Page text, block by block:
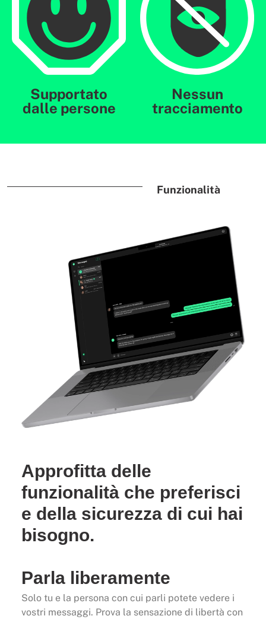
Supportato
dalle persone
Nessun
tracciamento
Funzionalità
Approfitta delle
funzionalità che preferisci
e della sicurezza di cui hai
bisogno.
Parla liberamente
Solo tu e la persona con cui parli potete vedere i
vostri messaggi. Prova la sensazione di libertà con